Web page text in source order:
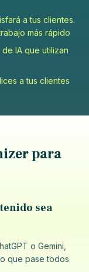
a tus clientes.
más rápido
IA que utilizan
a tus clientes
para
sea
o Gemini,
que pase todos